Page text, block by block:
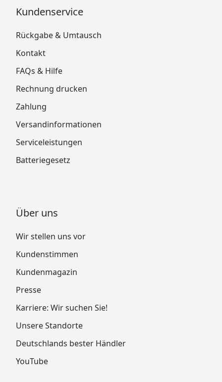
Kundenservice
Rückgabe & Umtausch
Kontakt
FAQs & Hilfe
Rechnung drucken
Zahlung
Versandinformationen
Serviceleistungen
Batteriegesetz
Über uns
Wir stellen uns vor
Kundenstimmen
Kundenmagazin
Presse
Karriere: Wir suchen Sie!
Unsere Standorte
Deutschlands bester Händler
YouTube